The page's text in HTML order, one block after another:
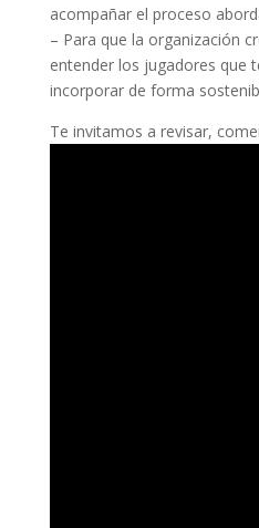
acompañar el proceso
– Para que la organización
entender los jugadores que
incorporar de forma
Te invitamos a revisar,